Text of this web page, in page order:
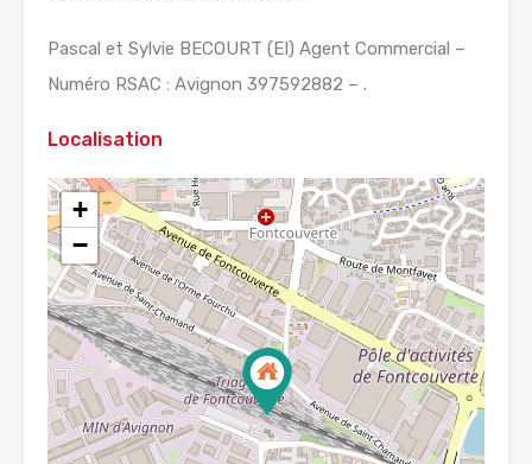
Pascal et Sylvie BECOURT (EI) Agent Commercial –
Numéro RSAC : Avignon 397592882 – .
Localisation
+
−